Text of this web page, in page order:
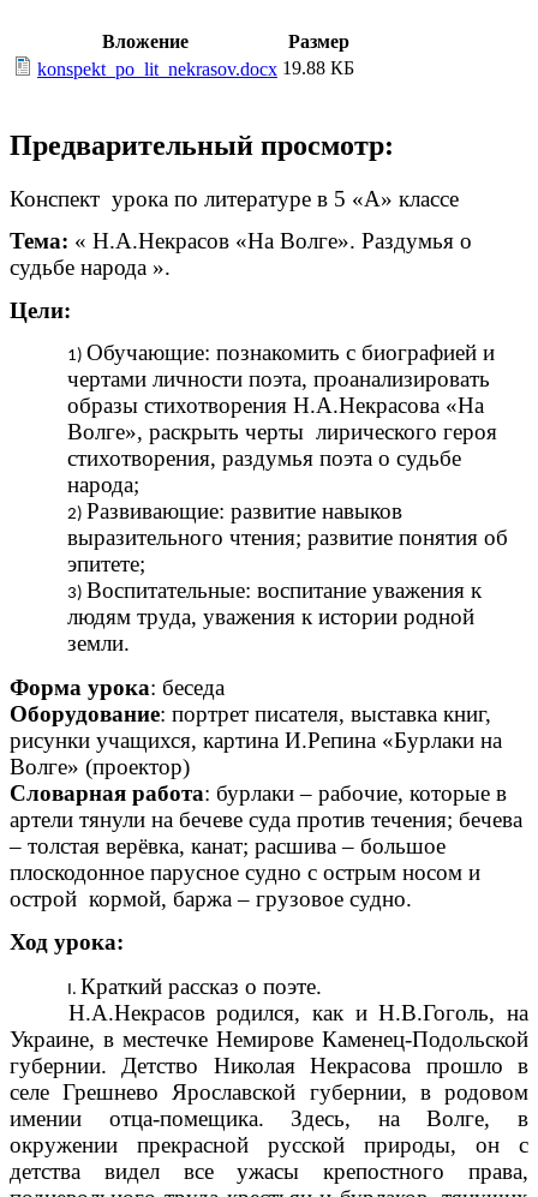
Вложение
Размер
konspekt_po_lit_nekrasov.docx 19.88 КБ
Предварительный просмотр:
Конспект урока по литературе в 5 «А» классе
Тема: « Н.А.Некрасов «На Волге». Раздумья о
судьбе народа ».
Цели:
Обучающие: познакомить с биографией и
чертами личности поэта, проанализировать
образы стихотворения Н.А.Некрасова «На
Волге», раскрыть черты лирического героя
стихотворения, раздумья поэта о судьбе
народа;
Развивающие: развитие навыков
выразительного чтения; развитие понятия об
эпитете;
Воспитательные: воспитание уважения к
людям труда, уважения к истории родной
земли.
Форма урока: беседа
Оборудование: портрет писателя, выставка книг,
рисунки учащихся, картина И.Репина «Бурлаки на
Волге» (проектор)
Словарная работа: бурлаки – рабочие, которые в
артели тянули на бечеве суда против течения; бечева
– толстая верёвка, канат; расшива – большое
плоскодонное парусное судно с острым носом и
острой кормой, баржа – грузовое судно.
Ход урока:
Краткий рассказ о поэте.
Н.А.Некрасов родился, как и Н.В.Гоголь, на
Украине, в местечке Немирове Каменец-Подольской
губернии. Детство Николая Некрасова прошло в
селе Грешнево Ярославской губернии, в родовом
имении отца-помещика. Здесь, на Волге, в
окружении прекрасной русской природы, он с
детства видел все ужасы крепостного права,